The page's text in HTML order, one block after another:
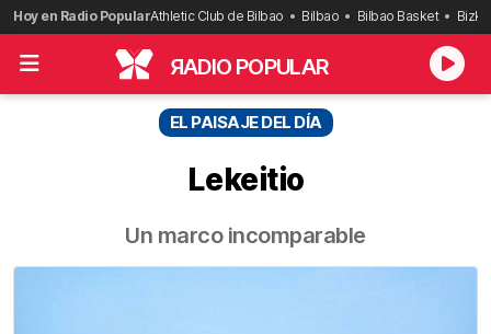
Saltar
al
contenido
Hoy en Radio PopularAthletic Club de Bilbao Bilbao Bilbao Basket
RADIO POPULAR
EL PAISAJE DEL DÍA
Lekeitio
Un marco incomparable